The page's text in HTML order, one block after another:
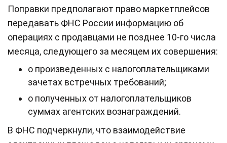
Поправки предполагают право маркетплейсов
передавать ФНС России информацию об
операциях с продавцами не позднее 10-го числа
месяца, следующего за месяцем их совершения:
о произведенных с налогоплательщиками
зачетах встречных требований;
о полученных от налогоплательщиков
суммах агентских вознаграждений.
В ФНС подчеркнули, что взаимодействие